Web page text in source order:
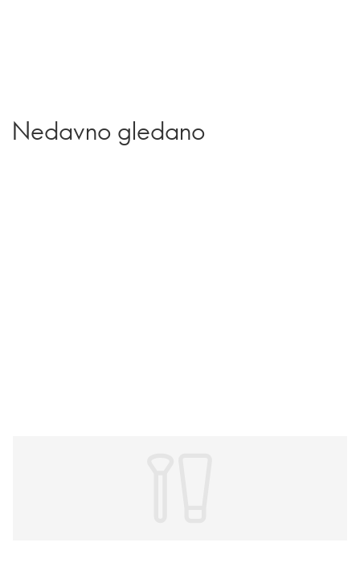
Nedavno gledano